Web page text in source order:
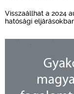
Visszaállhat a 2024
hatósági